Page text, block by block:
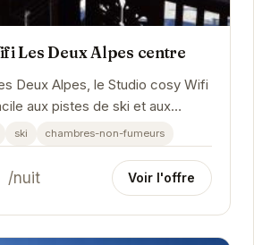
Les Deux Alpes centre
Deux Alpes, le Studio cosy Wifi
aux pistes de ski et aux
Son ambiance chaleureuse et
ski chambres-non-fumeurs
/nuit Voir l'offre